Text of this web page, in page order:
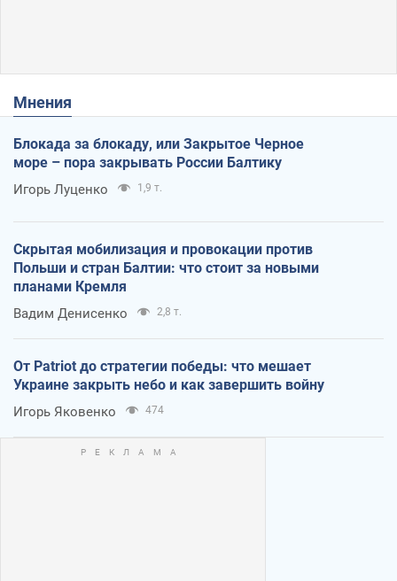
Мнения
Блокада за блокаду, или Закрытое Черное
море – пора закрывать России Балтику
Игорь Луценко 1,9 т.
Скрытая мобилизация и провокации против
Польши и стран Балтии: что стоит за новыми
планами Кремля
Вадим Денисенко 2,8 т.
От Patriot до стратегии победы: что мешает
Украине закрыть небо и как завершить войну
Игорь Яковенко 474